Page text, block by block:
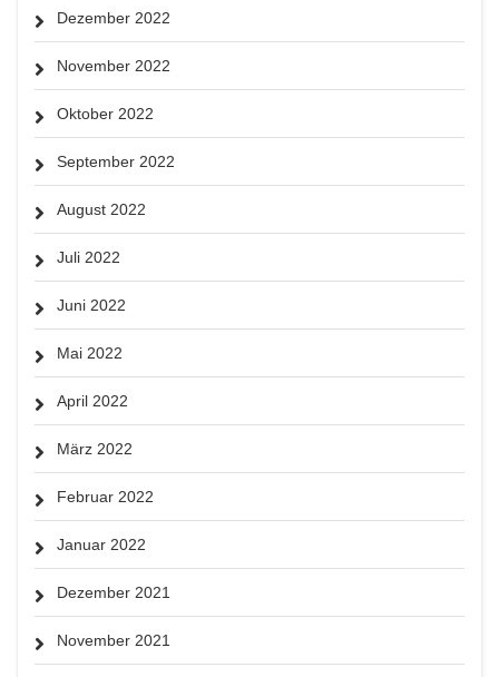
Dezember 2022
November 2022
Oktober 2022
September 2022
August 2022
Juli 2022
Juni 2022
Mai 2022
April 2022
März 2022
Februar 2022
Januar 2022
Dezember 2021
November 2021